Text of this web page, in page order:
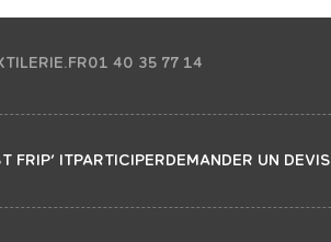
01 40 35 77 14
FRIP’ ITPARTICIPERDEMANDER UN DEVIS